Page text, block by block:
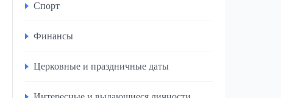
Спорт
Финансы
Церковные и праздничные даты